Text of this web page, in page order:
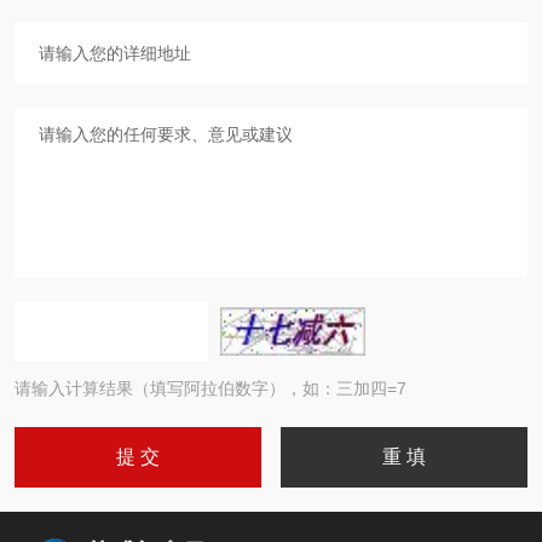
请输入计算结果（填写阿拉伯数字），如：三加四=7